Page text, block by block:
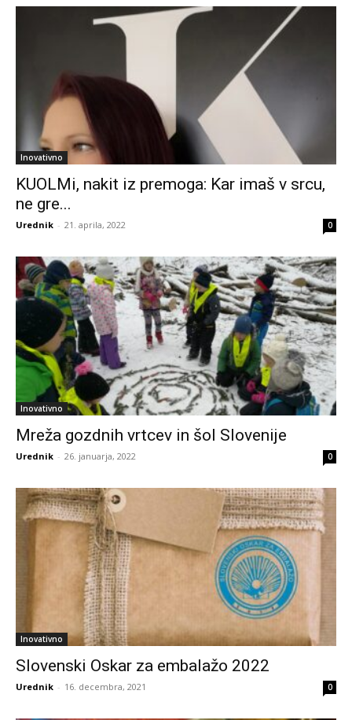
Inovativno
KUOLMi, nakit iz premoga: Kar imaš v srcu,
ne gre...
Urednik - 21. aprila, 2022 0
Inovativno
Mreža gozdnih vrtcev in šol Slovenije
Urednik - 26. januarja, 2022 0
Inovativno
Slovenski Oskar za embalažo 2022
Urednik - 16. decembra, 2021 0